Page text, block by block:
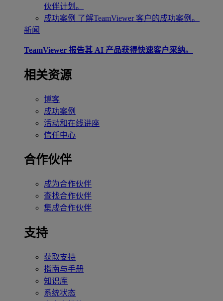
伙伴计划。
成功案例 了解TeamViewer 客户的成功案例。
新闻
TeamViewer 报告其 AI 产品获得快速客户采纳。
相关资源
博客
成功案例
活动和在线讲座
信任中心
合作伙伴
成为合作伙伴
查找合作伙伴
集成合作伙伴
支持
获取支持
指南与手册
知识库
系统状态